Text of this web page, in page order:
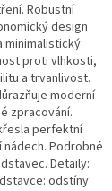
Robustní
design
minimalistický
proti vlhkosti,
a trvanlivost.
moderní
zpracování.
perfektní
Podrobné
Detaily:
odstíny